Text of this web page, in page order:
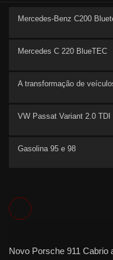
Mercedes-Benz C200
Mercedes C 220 BlueTEC
A transformação de
VW Passat Variant 2.0
Gasolina 95 e 98
Novo Porsche 911 Cabrio